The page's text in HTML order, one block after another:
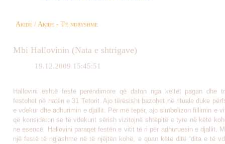
Akide / Akide - Të ndryshme
Mbi Hallovinin (Nata e shtrigave)
19.12.2009 15:45:51
Hallovini është festë perëndimore që daton nga keltët pagan dhe
festohet në natën e 31 Tetorit. Ajo tërësisht bazohet në rituale duke
e vdekur dhe adhurimin e djallit. Për më tepër, ajo simbolizon fillimin e
që konsideron se të vdekurit sërish vizitojnë shtëpitë e tyre në këtë
ne esencë. Hallovini paraqet festën e vitit të ri për adhuruesin e djallit.
një festë të ngjashme në të njëjtën kohë, e quan këtë ditë “dita e të